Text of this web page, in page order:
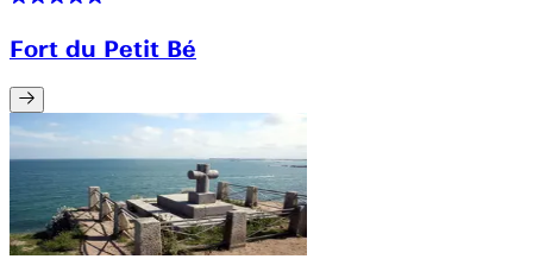
Fort du Petit Bé